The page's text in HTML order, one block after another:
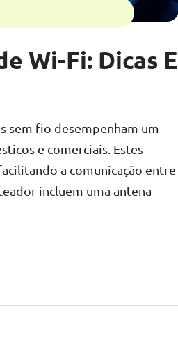
Wi-Fi: Dicas E
sem fio desempenham um
e comerciais. Estes
a comunicação entre
incluem uma antena